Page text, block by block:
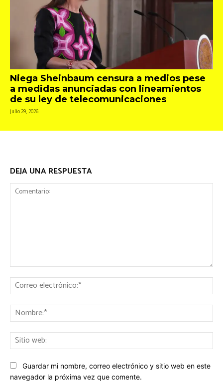
Niega Sheinbaum censura a medios pese
a medidas anunciadas con lineamientos
de su ley de telecomunicaciones
julio 29, 2026
DEJA UNA RESPUESTA
Guardar mi nombre, correo electrónico y sitio web en este
navegador la próxima vez que comente.